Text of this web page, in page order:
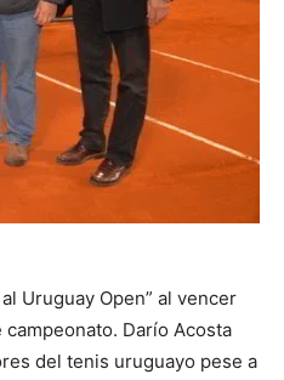
Uruguay Open” al vencer
Darío Acosta
del tenis uruguayo pese a